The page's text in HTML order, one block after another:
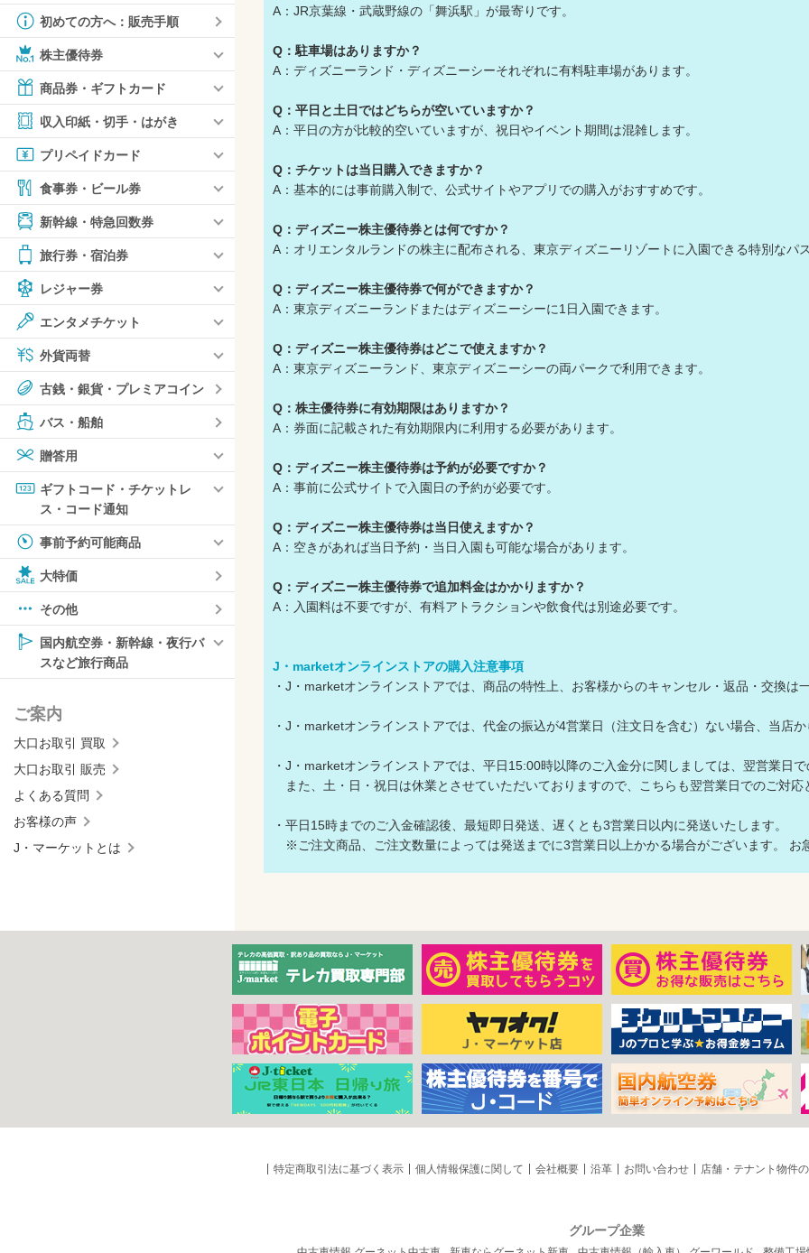
初めての方へ：販売手順
株主優待券
商品券・ギフトカード
収入印紙・切手・はがき
プリペイドカード
食事券・ビール券
新幹線・特急回数券
旅行券・宿泊券
レジャー券
エンタメチケット
外貨両替
古銭・銀貨・プレミアコイン
バス・船舶
贈答用
ギフトコード・チケットレ
ス・コード通知
事前予約可能商品
大特価
その他
国内航空券・新幹線・夜行バ
スなど旅行商品
ご案内
大口お取引 買取
大口お取引 販売
よくある質問
お客様の声
J・マーケットとは
A：JR京葉線・武蔵野線の「舞浜駅」が最寄りです。
Q：駐車場はありますか？
A：ディズニーランド・ディズニーシーそれぞれに有料駐車場があります。
Q：平日と土日ではどちらが空いていますか？
A：平日の方が比較的空いていますが、祝日やイベント期間は混雑します。
Q：チケットは当日購入できますか？
A：基本的には事前購入制で、公式サイトやアプリでの購入がおすすめです。
Q：ディズニー株主優待券とは何ですか？
A：オリエンタルランドの株主に配布される、東京ディズニーリゾートに入園できる特別なパ
Q：ディズニー株主優待券で何ができますか？
A：東京ディズニーランドまたはディズニーシーに1日入園できます。
Q：ディズニー株主優待券はどこで使えますか？
A：東京ディズニーランド、東京ディズニーシーの両パークで利用できます。
Q：株主優待券に有効期限はありますか？
A：券面に記載された有効期限内に利用する必要があります。
Q：ディズニー株主優待券は予約が必要ですか？
A：事前に公式サイトで入園日の予約が必要です。
Q：ディズニー株主優待券は当日使えますか？
A：空きがあれば当日予約・当日入園も可能な場合があります。
Q：ディズニー株主優待券で追加料金はかかりますか？
A：入園料は不要ですが、有料アトラクションや飲食代は別途必要です。
J・marketオンラインストアの購入注意事項
・J・marketオンラインストアでは、商品の特性上、お客様からのキャンセル・返品・交換は
・J・marketオンラインストアでは、代金の振込が4営業日（注文日を含む）ない場合、当店
・J・marketオンラインストアでは、平日15:00時以降のご入金分に関しましては、翌営業日
また、土・日・祝日は休業とさせていただいておりますので、こちらも翌営業日でのご対
・平日15時までのご入金確認後、最短即日発送、遅くとも3営業日以内に発送いたします。
※ご注文商品、ご注文数量によっては発送までに3営業日以上かかる場合がございます。 お
特定商取引法に基づく表示 個人情報保護に関して 会社概要 沿革 お問い合わせ 店舗・テナント物件
グループ企業